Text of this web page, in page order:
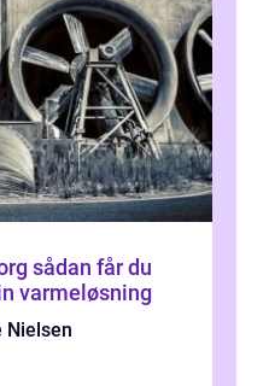
du
varmeløsning
Nielsen